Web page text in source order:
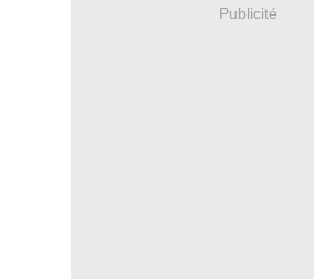
Publicité